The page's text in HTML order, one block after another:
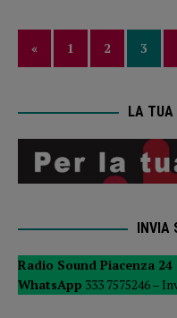
« 1 2 3
LA TUA
INVIA
Radio Sound Piacenza 24
WhatsApp 333 7575246 –